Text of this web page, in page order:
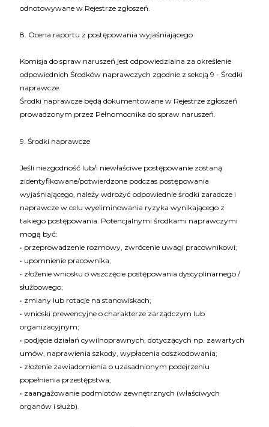
odnotowywane w Rejestrze zgłoszeń.
8. Ocena raportu z postępowania wyjaśniającego
Komisja do spraw naruszeń jest odpowiedzialna za określenie
odpowiednich Środków naprawczych zgodnie z sekcją 9 - Środki
naprawcze.
Środki naprawcze będą dokumentowane w Rejestrze zgłoszeń
prowadzonym przez Pełnomocnika do spraw naruszeń.
9. Środki naprawcze
Jeśli niezgodność lub/i niewłaściwe postępowanie zostaną
zidentyfikowane/potwierdzone podczas postępowania
wyjaśniającego, należy wdrożyć odpowiednie środki zaradcze i
naprawcze w celu wyeliminowania ryzyka wynikającego z
takiego postępowania. Potencjalnymi środkami naprawczymi
mogą być:
• przeprowadzenie rozmowy, zwrócenie uwagi pracownikowi;
• upomnienie pracownika;
• złożenie wniosku o wszczęcie postępowania dyscyplinarnego /
służbowego;
• zmiany lub rotacje na stanowiskach;
• wnioski prewencyjne o charakterze zarządczym lub
organizacyjnym;
• podjęcie działań cywilnoprawnych, dotyczących np. zawartych
umów, naprawienia szkody, wypłacenia odszkodowania;
• złożenie zawiadomienia o uzasadnionym podejrzeniu
popełnienia przestępstwa;
• zaangażowanie podmiotów zewnętrznych (właściwych
organów i służb).